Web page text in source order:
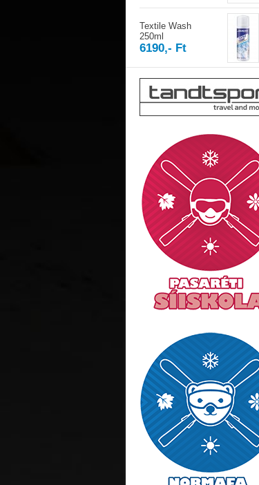
Textile Wash
250ml
6190,- Ft